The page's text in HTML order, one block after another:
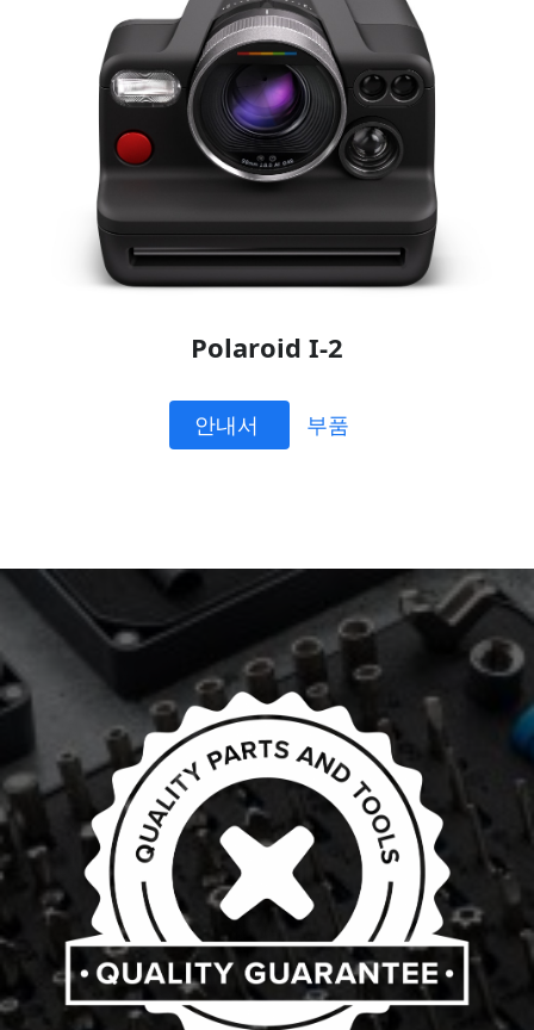
Polaroid I-2
안내서 부품